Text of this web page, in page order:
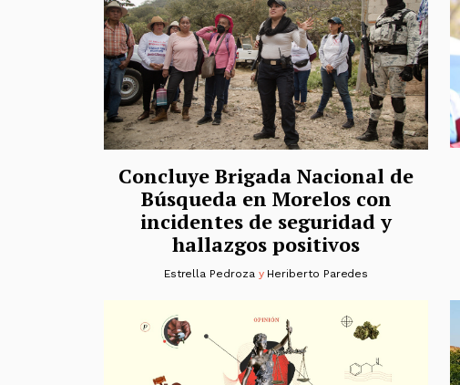
Concluye Brigada Nacional de
Búsqueda en Morelos con
incidentes de seguridad y
hallazgos positivos
Estrella Pedrozay Heriberto Paredes